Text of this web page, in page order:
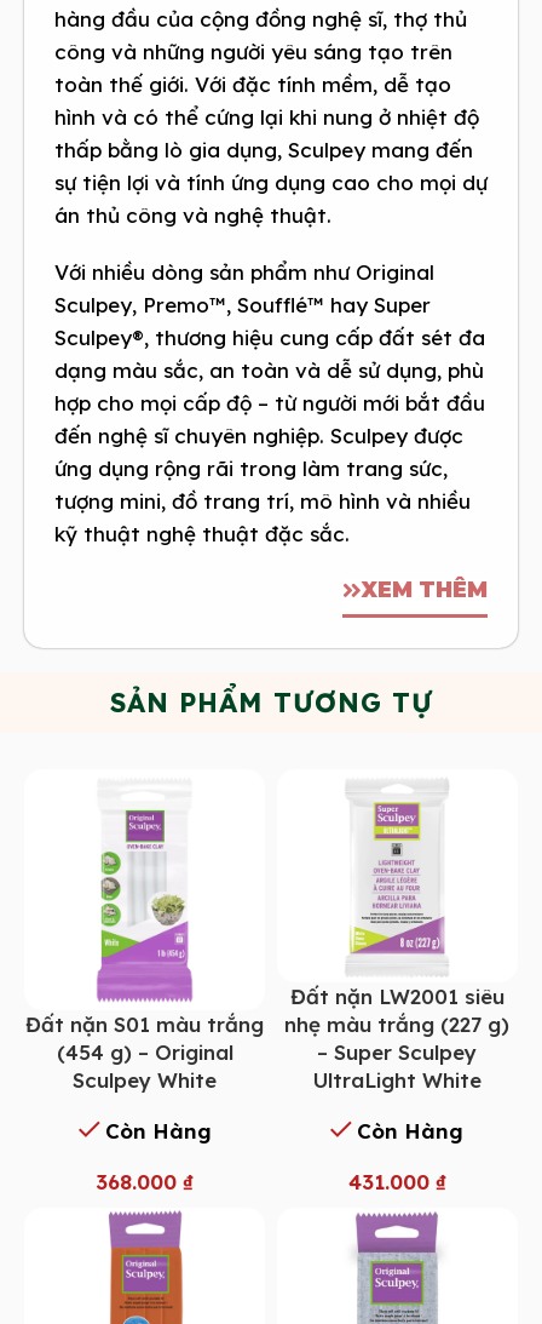
hàng đầu của cộng đồng nghệ sĩ, thợ thủ
công và những người yêu sáng tạo trên
toàn thế giới. Với đặc tính mềm, dễ tạo
hình và có thể cứng lại khi nung ở nhiệt độ
thấp bằng lò gia dụng, Sculpey mang đến
sự tiện lợi và tính ứng dụng cao cho mọi dự
án thủ công và nghệ thuật.
Với nhiều dòng sản phẩm như Original
Sculpey, Premo™, Soufflé™ hay Super
Sculpey®, thương hiệu cung cấp đất sét đa
dạng màu sắc, an toàn và dễ sử dụng, phù
hợp cho mọi cấp độ – từ người mới bắt đầu
đến nghệ sĩ chuyên nghiệp. Sculpey được
ứng dụng rộng rãi trong làm trang sức,
tượng mini, đồ trang trí, mô hình và nhiều
kỹ thuật nghệ thuật đặc sắc.
XEM THÊM
SẢN PHẨM TƯƠNG TỰ
Đất nặn S01 màu trắng
(454 g) – Original
Sculpey White
Còn Hàng
368.000 ₫
Đất nặn LW2001 siêu
nhẹ màu trắng (227 g)
– Super Sculpey
UltraLight White
Còn Hàng
431.000 ₫